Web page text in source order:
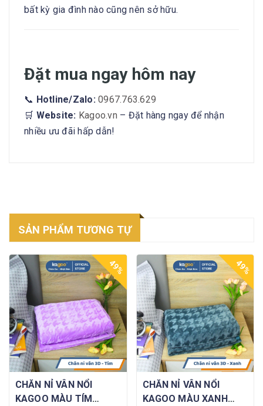
bất kỳ gia đình nào cũng nên sở hữu.
Đặt mua ngay hôm nay
📞 Hotline/Zalo: 0967.763.629
🛒 Website: Kagoo.vn – Đặt hàng ngay để nhận
nhiều ưu đãi hấp dẫn!
SẢN PHẨM TƯƠNG TỰ
49%
CHĂN NỈ VÂN NỔI
KAGOO MÀU TÍM
49%
CHĂN NỈ VÂN NỔI
KAGOO MÀU XANH